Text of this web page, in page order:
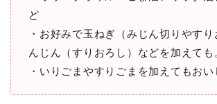
ど
・お好みで玉ねぎ（みじん切りやす
んじん（すりおろし）などを加えても
・いりごまやすりごまを加えてもおい